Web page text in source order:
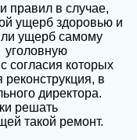
правил в случае,
ущерб здоровью и
ущерб самому
уголовную
согласия которых
в
директора.
решать
такой ремонт.